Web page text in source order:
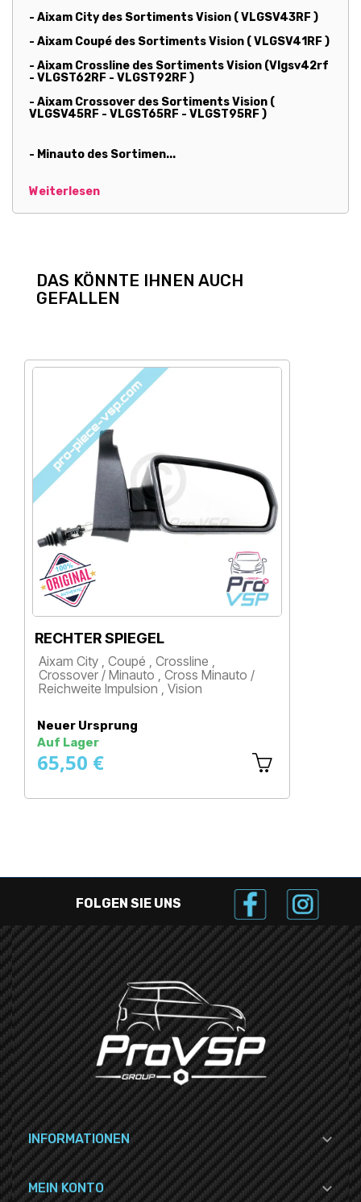
- Aixam City des Sortiments Vision ( VLGSV43RF )
- Aixam Coupé des Sortiments Vision ( VLGSV41RF )
- Aixam Crossline des Sortiments Vision (Vlgsv42rf
- VLGST62RF - VLGST92RF )
- Aixam Crossover des Sortiments Vision (
VLGSV45RF - VLGST65RF - VLGST95RF )
- Minauto des Sortimen...
Weiterlesen
DAS KÖNNTE IHNEN AUCH
GEFALLEN
SPIEGEL
City , Coupé , Crossline ,
/ Minauto , Cross Minauto /
Impulsion , Vision
Ursprung
Lager
€
FOLGEN SIE UNS
INFORMATIONEN 
MEIN KONTO 